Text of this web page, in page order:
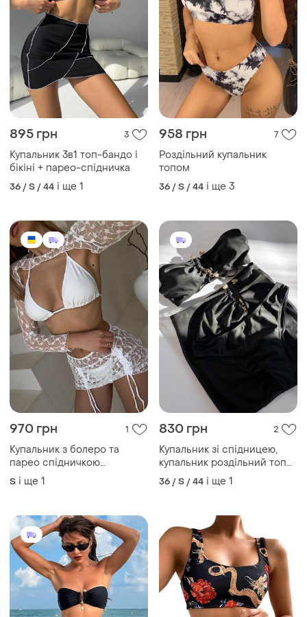
895 грн 3
Купальник 3в1 топ-бандо і
бікіні + парео-спідничка
36 / S / 44 і ще 1
958 грн 7
Роздільний купальник
топом
36 / S / 44 і ще 3
970 грн 1
Купальник з болеро та
парео спідничкою
купальник бікіні
S і ще 1
830 грн 2
Купальник зі спідницею,
купальник роздільний топ
бандо, класичні плавки і
спідниця
36 / S / 44 і ще 1